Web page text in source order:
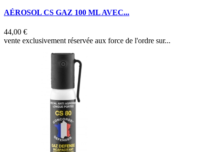
AÉROSOL CS GAZ 100 ML AVEC...
44,00 €
vente exclusivement réservée aux force de l'ordre sur...